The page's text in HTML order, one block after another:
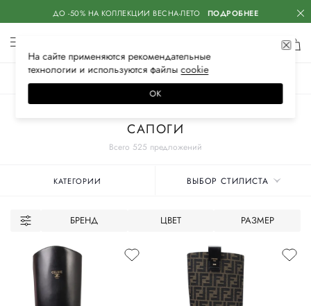
ДО -50% НА КОЛЛЕКЦИИ ВЕСНА-ЛЕТО ПОДРОБНЕЕ
Всего 525 предложений
САПОГИ
КАТЕГОРИИ ВЫБОР СТИЛИСТА
БРЕНД ЦВЕТ РАЗМЕР
На сайте применяются рекомендательные
технологии и используются файлысооkiе
ОК